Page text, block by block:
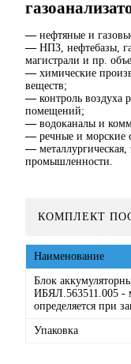
— нефтяные и
— НПЗ, нефтебазы,
магистрали и пр.
— химические
веществ;
— контроль
помещений;
— водоканалы и
— речные и морские
—
промышленности.
КОМПЛЕКТ
Наименование
Блок
ИБЯЛ.563511.005 -
определяется при
Упаковка